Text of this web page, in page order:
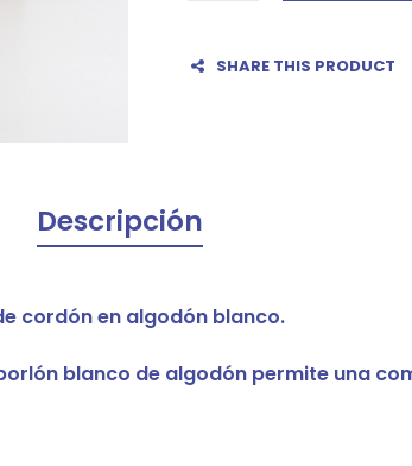
SHARE THIS PRODUCT
Descripción
cordón en algodón blanco.
blanco de algodón permite una